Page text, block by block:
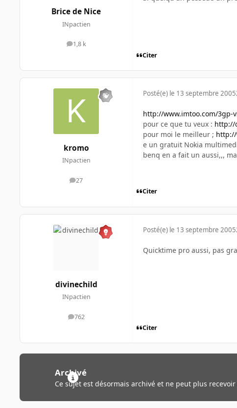
Brice de Nice
INpactien
1,8 k
messages
Citer
kromo
INpactien
27
messages
Posté(e) le 13 septembre 2005
http://www.imtoo.com/3gp-
pour ce que tu veux : http://
pour moi le meilleur ;
e un gratuit Nokia
benq en a fait un aussi,,,
Citer
divinechild
INpactien
762
messages
Posté(e) le 13 septembre 2005
Quicktime pro aussi, pas
Citer
Archivé
Ce sujet est désormais archivé et ne peut plus